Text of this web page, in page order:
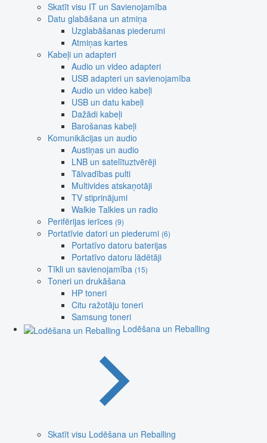
Skatīt visu IT un Savienojamība
Datu glabāšana un atmiņa
Uzglabāšanas piederumi
Atmiņas kartes
Kabeļi un adapteri
Audio un video adapteri
USB adapteri un savienojamība
Audio un video kabeļi
USB un datu kabeļi
Dažādi kabeļi
Barošanas kabeļi
Komunikācijas un audio
Austiņas un audio
LNB un satelītuztvērēji
Tālvadības pulti
Multivides atskaņotāji
TV stiprinājumi
Walkie Talkies un radio
Perifērijas ierīces (9)
Portatīvie datori un piederumi (6)
Portatīvo datoru baterijas
Portatīvo datoru lādētāji
Tīkli un savienojamība (15)
Toneri un drukāšana
HP toneri
Citu ražotāju toneri
Samsung toneri
Lodēšana un Reballing
Skatīt visu Lodēšana un Reballing